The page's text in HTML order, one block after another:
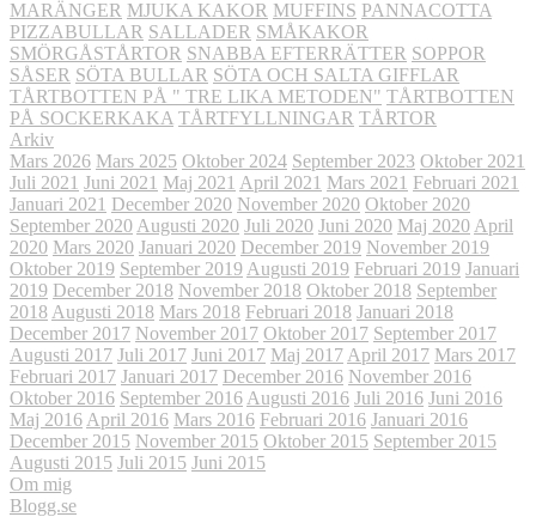
MARÄNGER MJUKA KAKOR MUFFINS PANNACOTTA
PIZZABULLAR SALLADER SMÅKAKOR
SMÖRGÅSTÅRTOR SNABBA EFTERRÄTTER SOPPOR
SÅSER SÖTA BULLAR SÖTA OCH SALTA GIFFLAR
TÅRTBOTTEN PÅ " TRE LIKA METODEN" TÅRTBOTTEN
PÅ SOCKERKAKA TÅRTFYLLNINGAR TÅRTOR
Arkiv
Mars 2026 Mars 2025 Oktober 2024 September 2023 Oktober 2021
Juli 2021 Juni 2021 Maj 2021 April 2021 Mars 2021 Februari 2021
Januari 2021 December 2020 November 2020 Oktober 2020
September 2020 Augusti 2020 Juli 2020 Juni 2020 Maj 2020 April
2020 Mars 2020 Januari 2020 December 2019 November 2019
Oktober 2019 September 2019 Augusti 2019 Februari 2019 Januari
2019 December 2018 November 2018 Oktober 2018 September
2018 Augusti 2018 Mars 2018 Februari 2018 Januari 2018
December 2017 November 2017 Oktober 2017 September 2017
Augusti 2017 Juli 2017 Juni 2017 Maj 2017 April 2017 Mars 2017
Februari 2017 Januari 2017 December 2016 November 2016
Oktober 2016 September 2016 Augusti 2016 Juli 2016 Juni 2016
Maj 2016 April 2016 Mars 2016 Februari 2016 Januari 2016
December 2015 November 2015 Oktober 2015 September 2015
Augusti 2015 Juli 2015 Juni 2015
Om mig
Blogg.se